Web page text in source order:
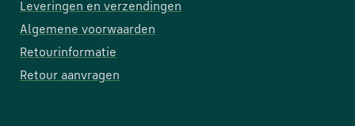
Leveringen en verzendingen
Algemene voorwaarden
Retourinformatie
Retour aanvragen